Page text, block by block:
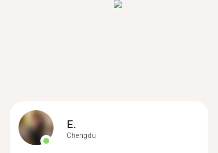
E.
Chengdu